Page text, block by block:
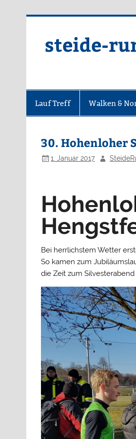
steide-
Lauf Treff Walken &
30. Hohenloher
1. Januar 2017
Bei herrlichstem Wetter
So kamen zum
die Zeit zum